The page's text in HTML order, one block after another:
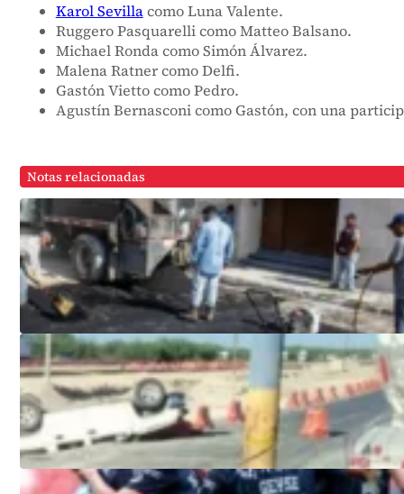
Karol Sevillacomo Luna Valente.
Ruggero Pasquarelli como Matteo Balsano.
Michael Ronda como Simón Álvarez.
Malena Ratner como Delfi.
Gastón Vietto como Pedro.
Agustín Bernasconi como Gastón, con una
Notas relacionadas